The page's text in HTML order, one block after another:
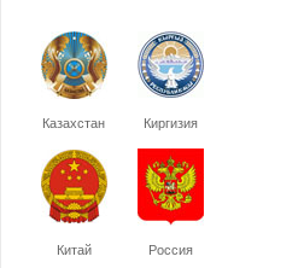
Казахстан Киргизия
Китай Россия